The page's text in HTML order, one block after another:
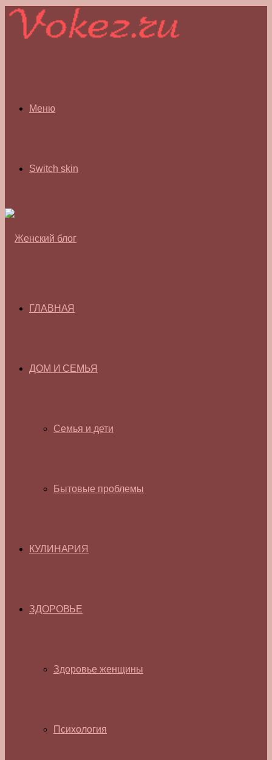
Меню
Switch skin
ГЛАВНАЯ
ДОМ И СЕМЬЯ
Семья и дети
Бытовые проблемы
КУЛИНАРИЯ
ЗДОРОВЬЕ
Здоровье женщины
Психология